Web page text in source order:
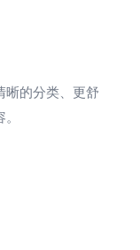
晰的分类、更舒